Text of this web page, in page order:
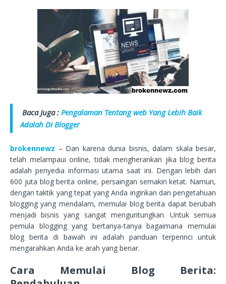
Baca Juga : Pengalaman Tentang web Yang Lebih Baik
Adalah Di Blogger
brokennewz – Dan karena dunia bisnis, dalam skala besar,
telah melampaui online, tidak mengherankan jika blog berita
adalah penyedia informasi utama saat ini. Dengan lebih dari
600 juta blog berita online, persaingan semakin ketat. Namun,
dengan taktik yang tepat yang Anda inginkan dan pengetahuan
blogging yang mendalam, memulai blog berita dapat berubah
menjadi bisnis yang sangat menguntungkan. Untuk semua
pemula blogging yang bertanya-tanya bagaimana memulai
blog berita di bawah ini adalah panduan terperinci untuk
mengarahkan Anda ke arah yang benar.
Cara Memulai Blog Berita: